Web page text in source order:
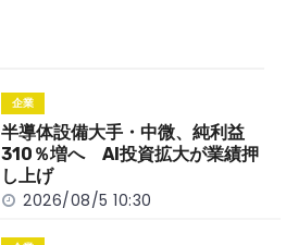
n
k
企業
半導体設備大手・中微、純利益
310％増へ AI投資拡大が業績押
し上げ
2026/08/5 10:30